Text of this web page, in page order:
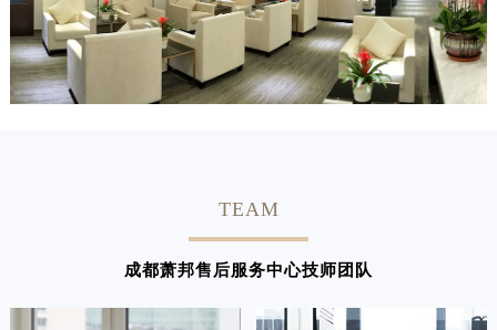
TEAM
成都萧邦售后服务中心技师团队